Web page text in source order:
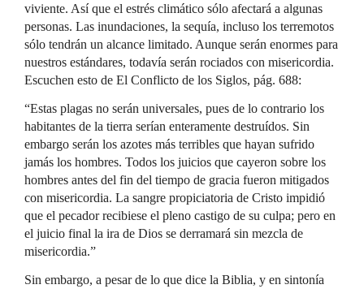
viviente. Así que el estrés climático sólo afectará a algunas
personas. Las inundaciones, la sequía, incluso los terremotos
sólo tendrán un alcance limitado. Aunque serán enormes para
nuestros estándares, todavía serán rociados con misericordia.
Escuchen esto de El Conflicto de los Siglos, pág. 688:
“Estas plagas no serán universales, pues de lo contrario los
habitantes de la tierra serían enteramente destruídos. Sin
embargo serán los azotes más terribles que hayan sufrido
jamás los hombres. Todos los juicios que cayeron sobre los
hombres antes del fin del tiempo de gracia fueron mitigados
con misericordia. La sangre propiciatoria de Cristo impidió
que el pecador recibiese el pleno castigo de su culpa; pero en
el juicio final la ira de Dios se derramará sin mezcla de
misericordia.”
Sin embargo, a pesar de lo que dice la Biblia, y en sintonía